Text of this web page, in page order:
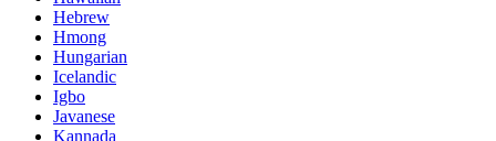
Hebrew
Hmong
Hungarian
Icelandic
Igbo
Javanese
Kannada